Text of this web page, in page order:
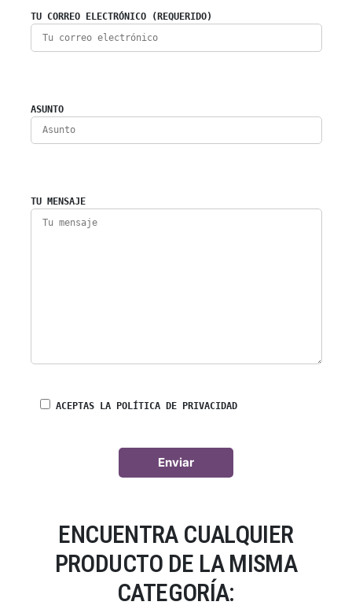
TU CORREO ELECTRÓNICO (REQUERIDO)
ASUNTO
TU MENSAJE
ACEPTAS LA POLÍTICA DE PRIVACIDAD
ENCUENTRA CUALQUIER
PRODUCTO DE LA MISMA
CATEGORÍA: